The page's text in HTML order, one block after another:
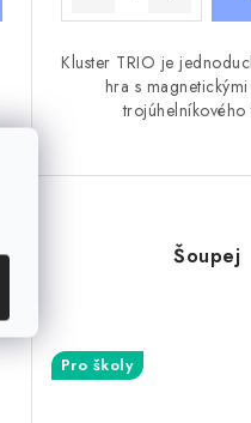
Kluster TRIO je
hra s
trojúhelníkového
Šoupej
Pro školy